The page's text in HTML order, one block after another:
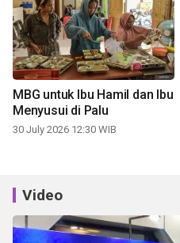
MBG untuk Ibu Hamil dan Ibu
Menyusui di Palu
30 July 2026 12:30 WIB
Video